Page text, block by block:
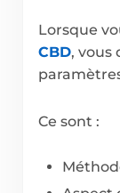
Lorsque
CBD, vous
Ce sont :